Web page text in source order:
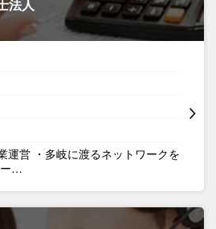
法人
運営 ・多岐に渡るネットワークを
ー…